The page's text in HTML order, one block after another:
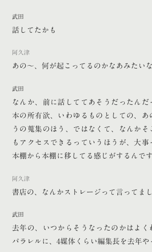
武田
話してたかも
阿久津
あの〜、何が起こってるのかなあみたいな
武田
なんか、前に話しててあそうだったんだ
本の所有欲、いわゆるものとしての、あ
うの蒐集のほう、ではなくて、なんかそ
もアクセスできるっていうほうが、大事
本棚から本棚に移してる感じがするんで
阿久津
書店の、なんかストレージって言ってま
武田
去年の、いつからそうなったのかはよく
パラレルに、4媒体くらい編集長を去年や